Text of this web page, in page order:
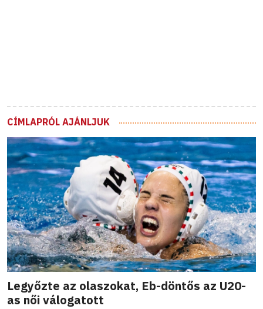
CÍMLAPRÓL AJÁNLJUK
Legyőzte az olaszokat, Eb-döntős az U20-
as női válogatott